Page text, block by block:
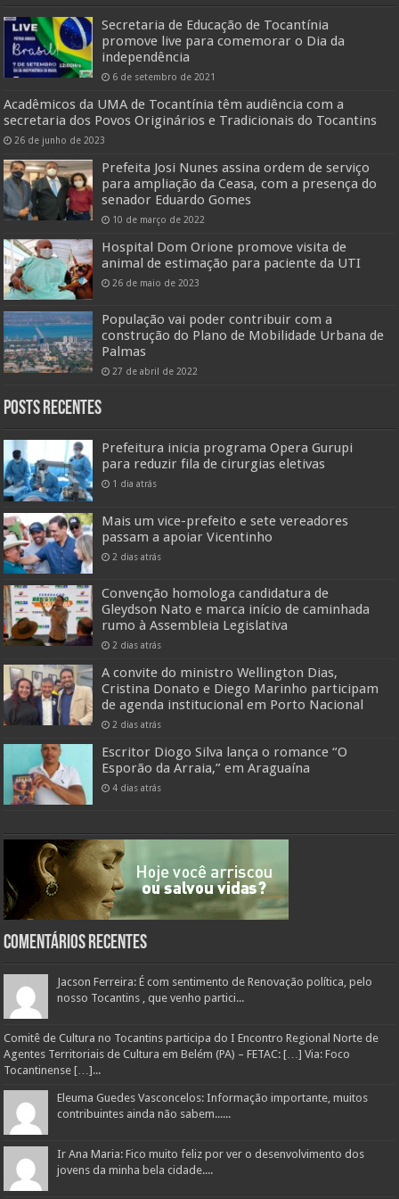
Secretaria de Educação de Tocantínia
promove live para comemorar o Dia da
independência
6 de setembro de 2021
Acadêmicos da UMA de Tocantínia têm audiência com a
secretaria dos Povos Originários e Tradicionais do Tocantins
26 de junho de 2023
Prefeita Josi Nunes assina ordem de serviço
para ampliação da Ceasa, com a presença do
senador Eduardo Gomes
10 de março de 2022
Hospital Dom Orione promove visita de
animal de estimação para paciente da UTI
26 de maio de 2023
População vai poder contribuir com a
construção do Plano de Mobilidade Urbana de
Palmas
27 de abril de 2022
Posts Recentes
Prefeitura inicia programa Opera Gurupi
para reduzir fila de cirurgias eletivas
1 dia atrás
Mais um vice-prefeito e sete vereadores
passam a apoiar Vicentinho
2 dias atrás
Convenção homologa candidatura de
Gleydson Nato e marca início de caminhada
rumo à Assembleia Legislativa
2 dias atrás
A convite do ministro Wellington Dias,
Cristina Donato e Diego Marinho participam
de agenda institucional em Porto Nacional
2 dias atrás
Escritor Diogo Silva lança o romance “O
Esporão da Arraia,” em Araguaína
4 dias atrás
Comentários Recentes
Jacson Ferreira: É com sentimento de Renovação política, pelo
nosso Tocantins , que venho partici...
Comitê de Cultura no Tocantins participa do I Encontro Regional Norte de
Agentes Territoriais de Cultura em Belém (PA) – FETAC: […] Via: Foco
Tocantinense […]...
Eleuma Guedes Vasconcelos: Informação importante, muitos
contribuintes ainda não sabem......
Ir Ana Maria: Fico muito feliz por ver o desenvolvimento dos
jovens da minha bela cidade....